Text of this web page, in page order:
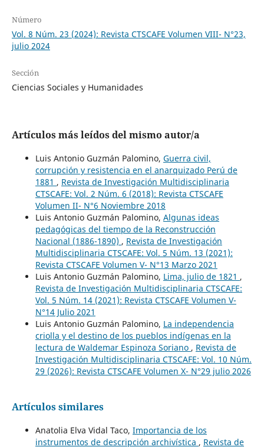
Número
Vol. 8 Núm. 23 (2024): Revista CTSCAFE Volumen VIII- N°23,
julio 2024
Sección
Ciencias Sociales y Humanidades
Artículos más leídos del mismo autor/a
Luis Antonio Guzmán Palomino, Guerra civil,
corrupción y resistencia en el anarquizado Perú de
1881 , Revista de Investigación Multidisciplinaria
CTSCAFE: Vol. 2 Núm. 6 (2018): Revista CTSCAFE
Volumen II- N°6 Noviembre 2018
Luis Antonio Guzmán Palomino, Algunas ideas
pedagógicas del tiempo de la Reconstrucción
Nacional (1886-1890) , Revista de Investigación
Multidisciplinaria CTSCAFE: Vol. 5 Núm. 13 (2021):
Revista CTSCAFE Volumen V- N°13 Marzo 2021
Luis Antonio Guzmán Palomino, Lima, julio de 1821 ,
Revista de Investigación Multidisciplinaria CTSCAFE:
Vol. 5 Núm. 14 (2021): Revista CTSCAFE Volumen V-
N°14 Julio 2021
Luis Antonio Guzmán Palomino, La independencia
criolla y el destino de los pueblos indígenas en la
lectura de Waldemar Espinoza Soriano , Revista de
Investigación Multidisciplinaria CTSCAFE: Vol. 10 Núm.
29 (2026): Revista CTSCAFE Volumen X- N°29 julio 2026
Artículos similares
Anatolia Elva Vidal Taco, Importancia de los
instrumentos de descripción archivística , Revista de